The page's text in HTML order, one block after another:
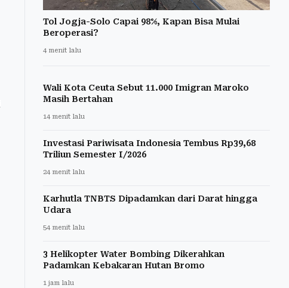
Tol Jogja-Solo Capai 98%, Kapan Bisa Mulai
Beroperasi?
4 menit lalu
Wali Kota Ceuta Sebut 11.000 Imigran Maroko
Masih Bertahan
14 menit lalu
Investasi Pariwisata Indonesia Tembus Rp39,68
Triliun Semester I/2026
24 menit lalu
Karhutla TNBTS Dipadamkan dari Darat hingga
Udara
54 menit lalu
3 Helikopter Water Bombing Dikerahkan
Padamkan Kebakaran Hutan Bromo
1 jam lalu